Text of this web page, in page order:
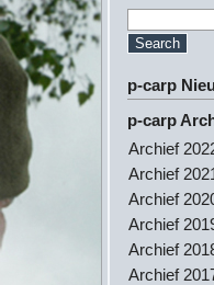
p-carp
p-carp
Archief
Archief
Archief
Archief
Archief
Archief